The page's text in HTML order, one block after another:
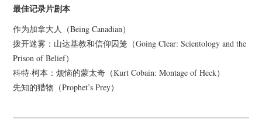
最佳记录片剧本
作为加拿大人（Being Canadian）
拨开迷雾：山达基教和信仰囚笼（Going Clear: Scientology and the
Prison of Belief）
科特·柯本：烦恼的蒙太奇（Kurt Cobain: Montage of Heck）
先知的猎物（Prophet’s Prey）